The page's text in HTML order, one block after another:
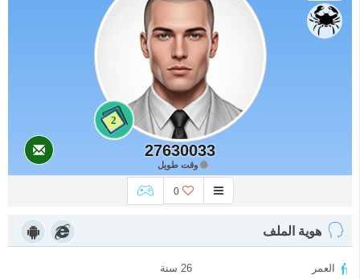
2
27630033
وقت طويل
0
هوية الملف
العمر
26 سنة